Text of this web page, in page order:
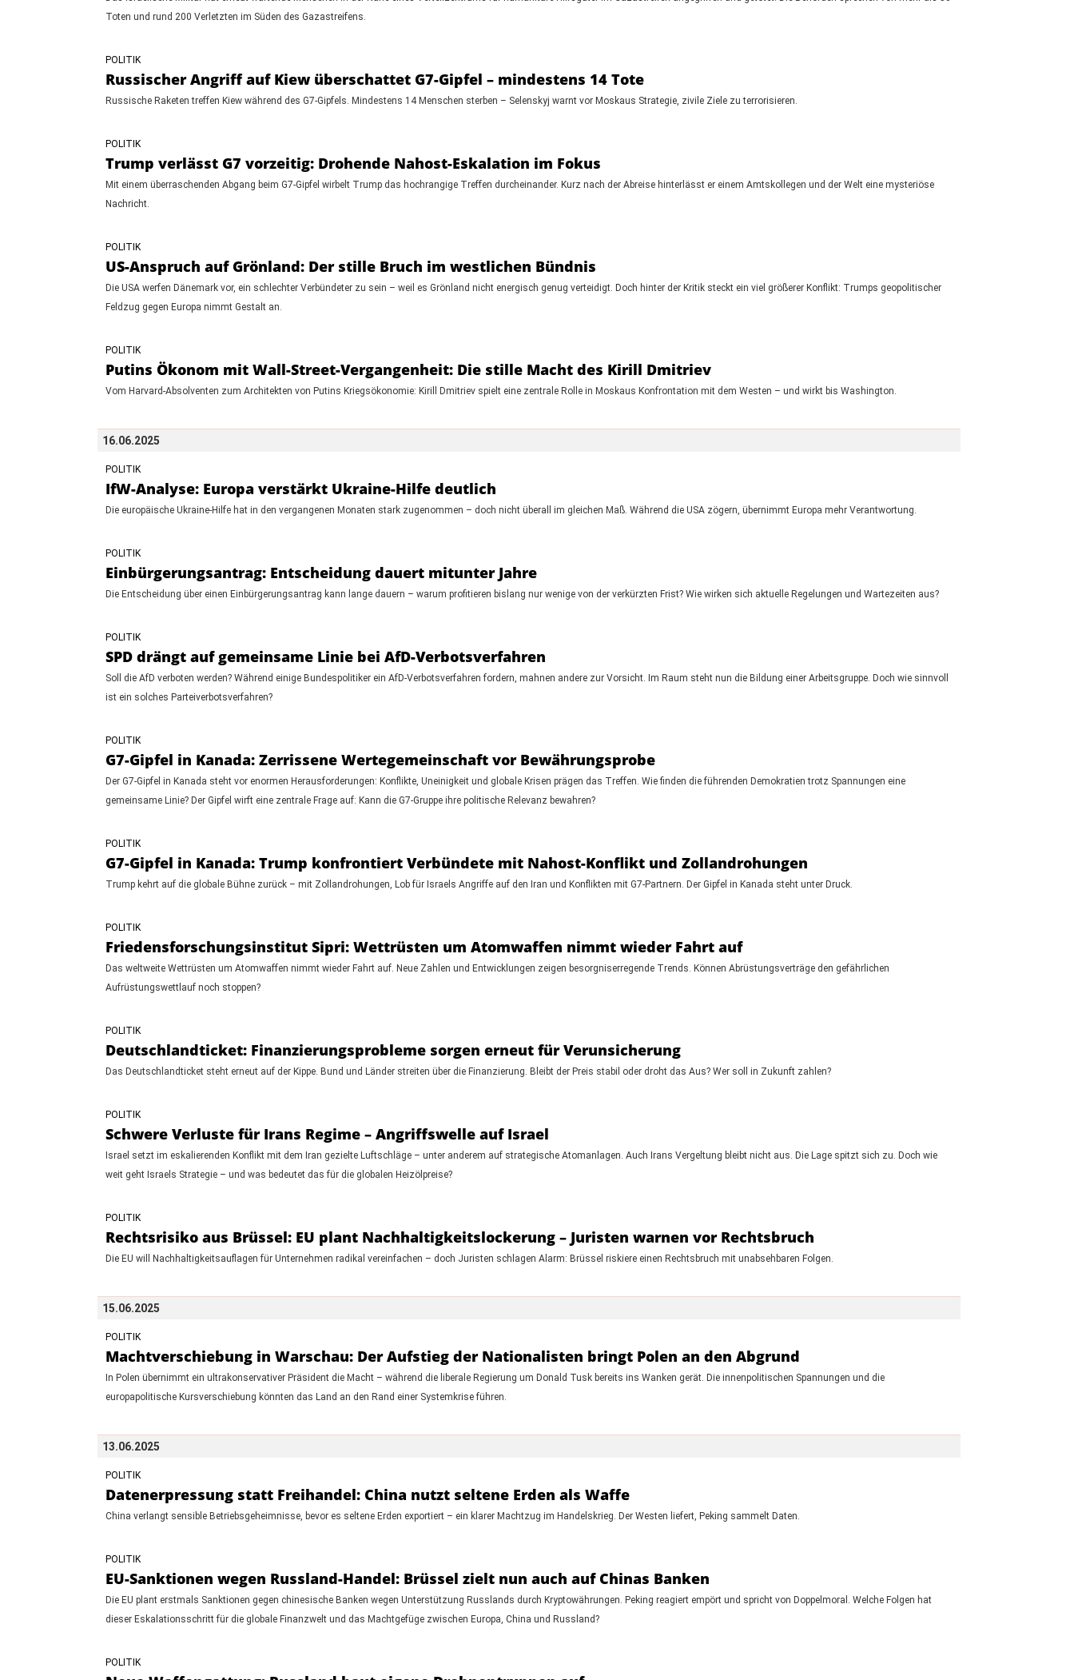
Toten und rund 200 Verletzten im Süden des Gazastreifens.
POLITIK
Russischer Angriff auf Kiew überschattet G7-Gipfel – mindestens 14 Tote
Russische Raketen treffen Kiew während des G7-Gipfels. Mindestens 14 Menschen sterben – Selenskyj warnt vor Moskaus Strategie, zivile Ziele zu terrorisieren.
POLITIK
Trump verlässt G7 vorzeitig: Drohende Nahost-Eskalation im Fokus
Mit einem überraschenden Abgang beim G7-Gipfel wirbelt Trump das hochrangige Treffen durcheinander. Kurz nach der Abreise hinterlässt er einem Amtskollegen und der Welt eine mysteriöse
Nachricht.
POLITIK
US-Anspruch auf Grönland: Der stille Bruch im westlichen Bündnis
Die USA werfen Dänemark vor, ein schlechter Verbündeter zu sein – weil es Grönland nicht energisch genug verteidigt. Doch hinter der Kritik steckt ein viel größerer Konflikt: Trumps geopolitischer
Feldzug gegen Europa nimmt Gestalt an.
POLITIK
Putins Ökonom mit Wall-Street-Vergangenheit: Die stille Macht des Kirill Dmitriev
Vom Harvard-Absolventen zum Architekten von Putins Kriegsökonomie: Kirill Dmitriev spielt eine zentrale Rolle in Moskaus Konfrontation mit dem Westen – und wirkt bis Washington.
16.06.2025
POLITIK
IfW-Analyse: Europa verstärkt Ukraine-Hilfe deutlich
Die europäische Ukraine-Hilfe hat in den vergangenen Monaten stark zugenommen – doch nicht überall im gleichen Maß. Während die USA zögern, übernimmt Europa mehr Verantwortung.
POLITIK
Einbürgerungsantrag: Entscheidung dauert mitunter Jahre
Die Entscheidung über einen Einbürgerungsantrag kann lange dauern – warum profitieren bislang nur wenige von der verkürzten Frist? Wie wirken sich aktuelle Regelungen und Wartezeiten aus?
POLITIK
SPD drängt auf gemeinsame Linie bei AfD-Verbotsverfahren
Soll die AfD verboten werden? Während einige Bundespolitiker ein AfD-Verbotsverfahren fordern, mahnen andere zur Vorsicht. Im Raum steht nun die Bildung einer Arbeitsgruppe. Doch wie sinnvoll
ist ein solches Parteiverbotsverfahren?
POLITIK
G7-Gipfel in Kanada: Zerrissene Wertegemeinschaft vor Bewährungsprobe
Der G7-Gipfel in Kanada steht vor enormen Herausforderungen: Konflikte, Uneinigkeit und globale Krisen prägen das Treffen. Wie finden die führenden Demokratien trotz Spannungen eine
gemeinsame Linie? Der Gipfel wirft eine zentrale Frage auf: Kann die G7-Gruppe ihre politische Relevanz bewahren?
POLITIK
G7-Gipfel in Kanada: Trump konfrontiert Verbündete mit Nahost-Konflikt und Zollandrohungen
Trump kehrt auf die globale Bühne zurück – mit Zollandrohungen, Lob für Israels Angriffe auf den Iran und Konflikten mit G7-Partnern. Der Gipfel in Kanada steht unter Druck.
POLITIK
Friedensforschungsinstitut Sipri: Wettrüsten um Atomwaffen nimmt wieder Fahrt auf
Das weltweite Wettrüsten um Atomwaffen nimmt wieder Fahrt auf. Neue Zahlen und Entwicklungen zeigen besorgniserregende Trends. Können Abrüstungsverträge den gefährlichen
Aufrüstungswettlauf noch stoppen?
POLITIK
Deutschlandticket: Finanzierungsprobleme sorgen erneut für Verunsicherung
Das Deutschlandticket steht erneut auf der Kippe. Bund und Länder streiten über die Finanzierung. Bleibt der Preis stabil oder droht das Aus? Wer soll in Zukunft zahlen?
POLITIK
Schwere Verluste für Irans Regime – Angriffswelle auf Israel
Israel setzt im eskalierenden Konflikt mit dem Iran gezielte Luftschläge – unter anderem auf strategische Atomanlagen. Auch Irans Vergeltung bleibt nicht aus. Die Lage spitzt sich zu. Doch wie
weit geht Israels Strategie – und was bedeutet das für die globalen Heizölpreise?
POLITIK
Rechtsrisiko aus Brüssel: EU plant Nachhaltigkeitslockerung – Juristen warnen vor Rechtsbruch
Die EU will Nachhaltigkeitsauflagen für Unternehmen radikal vereinfachen – doch Juristen schlagen Alarm: Brüssel riskiere einen Rechtsbruch mit unabsehbaren Folgen.
15.06.2025
POLITIK
Machtverschiebung in Warschau: Der Aufstieg der Nationalisten bringt Polen an den Abgrund
In Polen übernimmt ein ultrakonservativer Präsident die Macht – während die liberale Regierung um Donald Tusk bereits ins Wanken gerät. Die innenpolitischen Spannungen und die
europapolitische Kursverschiebung könnten das Land an den Rand einer Systemkrise führen.
13.06.2025
POLITIK
Datenerpressung statt Freihandel: China nutzt seltene Erden als Waffe
China verlangt sensible Betriebsgeheimnisse, bevor es seltene Erden exportiert – ein klarer Machtzug im Handelskrieg. Der Westen liefert, Peking sammelt Daten.
POLITIK
EU-Sanktionen wegen Russland-Handel: Brüssel zielt nun auch auf Chinas Banken
Die EU plant erstmals Sanktionen gegen chinesische Banken wegen Unterstützung Russlands durch Kryptowährungen. Peking reagiert empört und spricht von Doppelmoral. Welche Folgen hat
dieser Eskalationsschritt für die globale Finanzwelt und das Machtgefüge zwischen Europa, China und Russland?
POLITIK